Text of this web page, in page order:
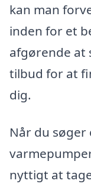
kan man
inden for et
afgørende at
tilbud for at
dig.
Når du
nyttigt at